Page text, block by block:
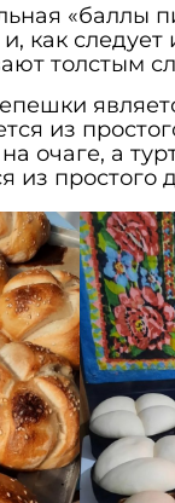
«баллы
как
толстым
из
очаге, а
из простого